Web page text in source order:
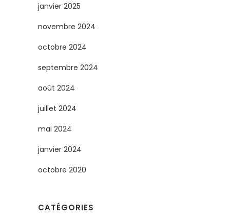
janvier 2025
novembre 2024
octobre 2024
septembre 2024
août 2024
juillet 2024
mai 2024
janvier 2024
octobre 2020
CATÉGORIES